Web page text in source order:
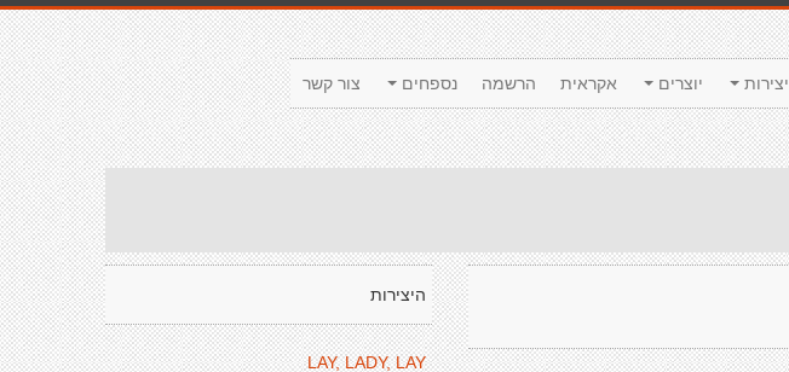
צור קשר נספחים הרשמה אקראית יוצרים יצירות
היצירות
LAY, LADY, LAY